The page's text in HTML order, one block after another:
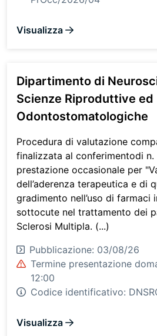
Visualizza
Dipartimento di
Scienze Riproduttive ed
Odontostomatologiche
Procedura di valutazione
finalizzata al conferimentodi
prestazione occasionale per
dell’aderenza terapeutica e di
gradimento nell’uso di farmaci
sottocute nel trattamento dei
Sclerosi Multipla. (...)
Pubblicazione: 03/08/26
Termine presentazione
12:00
Codice identificativo:
Visualizza